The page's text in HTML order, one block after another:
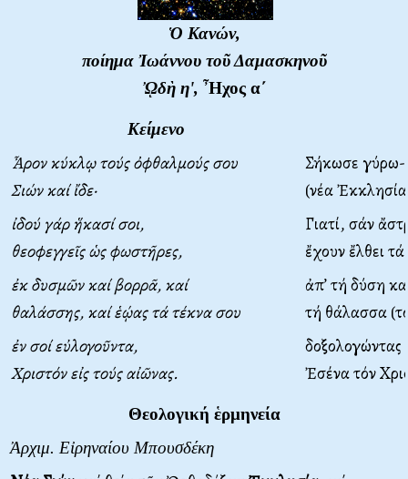
Ὁ Κανών,
ποίημα Ἰωάννου τοῦ Δαμασκηνοῦ
ᾨδὴ η', Ἦχος α΄
Κείμενο
Ἆρον κύκλῳ τούς ὀφθαλμούς σου
Σιών καί ἴδε·
ἰδού γάρ ἥκασί σοι,
θεοφεγγεῖς ὡς φωστῆρες,
ἐκ δυσμῶν καί βορρᾶ, καί
θαλάσσης, καί ἑῴας τά τέκνα σου
ἐν σοί εὐλογοῦντα,
Χριστόν εἰς τούς αἰῶνας.
Σήκωσε γύρω-
(νέα Ἐκκλησία
Γιατί, σάν
ἔχουν ἔλθει
ἀπ’ τή δύση
τή θάλασσα
δοξολογώντας
Ἐσένα τόν
Θεολογική ἑρμηνεία
Ἀρχιμ. Εἰρηναίου Μπουσδέκη